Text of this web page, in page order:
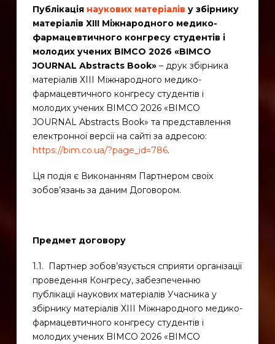
Публікація наукових матеріалів у збірнику
матеріалів ХІІІ Міжнародного медико-
фармацевтичного конгресу студентів і
молодих учених BIMCO 2026 «BIMCO
JOURNAL Abstracts Book»– друк збірника
матеріалів ХІІІ Міжнародного медико-
фармацевтичного конгресу студентів і
молодих учених BIMCO 2026 «BIMCO
JOURNAL Abstracts Book» та представлення
електронної версії на сайті за адресою:
https://bim.co.ua/?page_id=786.
Ця подія є Виконанням Партнером своїх
зобов’язань за даним Договором.
Предмет договору
1.1. Партнер зобов’язується сприяти організації
проведення Конгресу, забезпеченню
публікації наукових матеріалів Учасника у
збірнику матеріалів ХІІІ Міжнародного медико-
фармацевтичного конгресу студентів і
молодих учених BIMCO 2026 «BIMCO